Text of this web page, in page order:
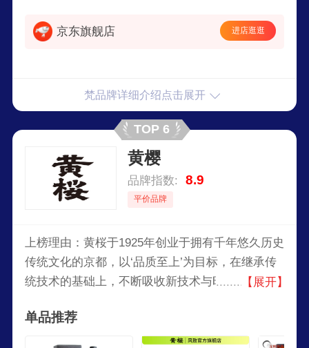
京东旗舰店 进店逛逛
梵品牌详细介绍点击展开
TOP 6
黄樱
品牌指数: 8.9
平价品牌
上榜理由：黄桜于1925年创业于拥有千年悠久历史
传统文化的京都，以‘品质至上’为目标，在继承传
统技术的基础上，不断吸收新技术与时代并进，黄
清酒。黄桜株式会社有着日本第一家可以同时参观
到日本酒和啤酒酿造的酒厂，最早一批通过电视宣
【展开】
单品推荐